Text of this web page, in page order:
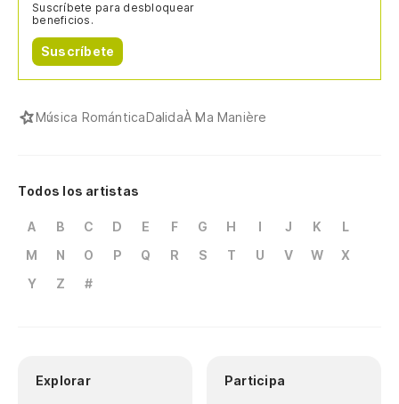
Suscríbete para desbloquear
beneficios.
Suscríbete
Música RománticaDalidaÀ Ma Manière
Todos los artistas
A B C D E F G H I J K
L
M
N O P Q R S T U V W
X
Y
Z #
Explorar Participa